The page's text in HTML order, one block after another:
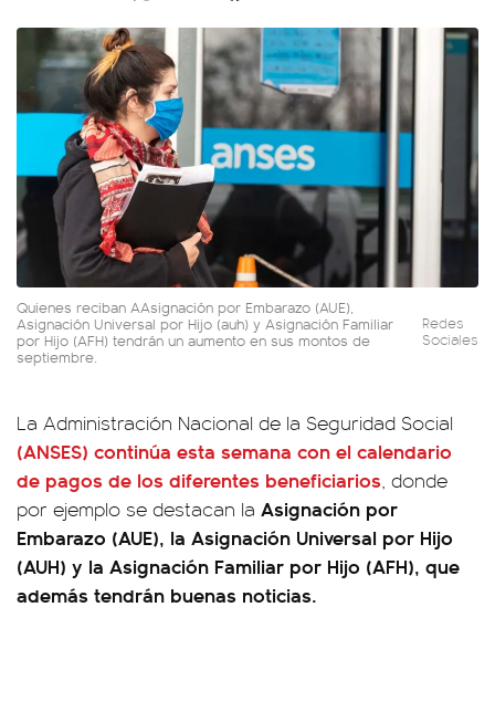
Quienes reciban AAsignación por Embarazo (AUE),
Asignación Universal por Hijo (auh) y Asignación Familiar
por Hijo (AFH) tendrán un aumento en sus montos de
septiembre.
Redes
Sociales
La Administración Nacional de la Seguridad Social
(ANSES) continúa esta semana con el calendario
de pagos de los diferentes beneficiarios, donde
por ejemplo se destacan la Asignación por
Embarazo (AUE), la Asignación Universal por Hijo
(AUH) y la Asignación Familiar por Hijo (AFH), que
además tendrán buenas noticias.